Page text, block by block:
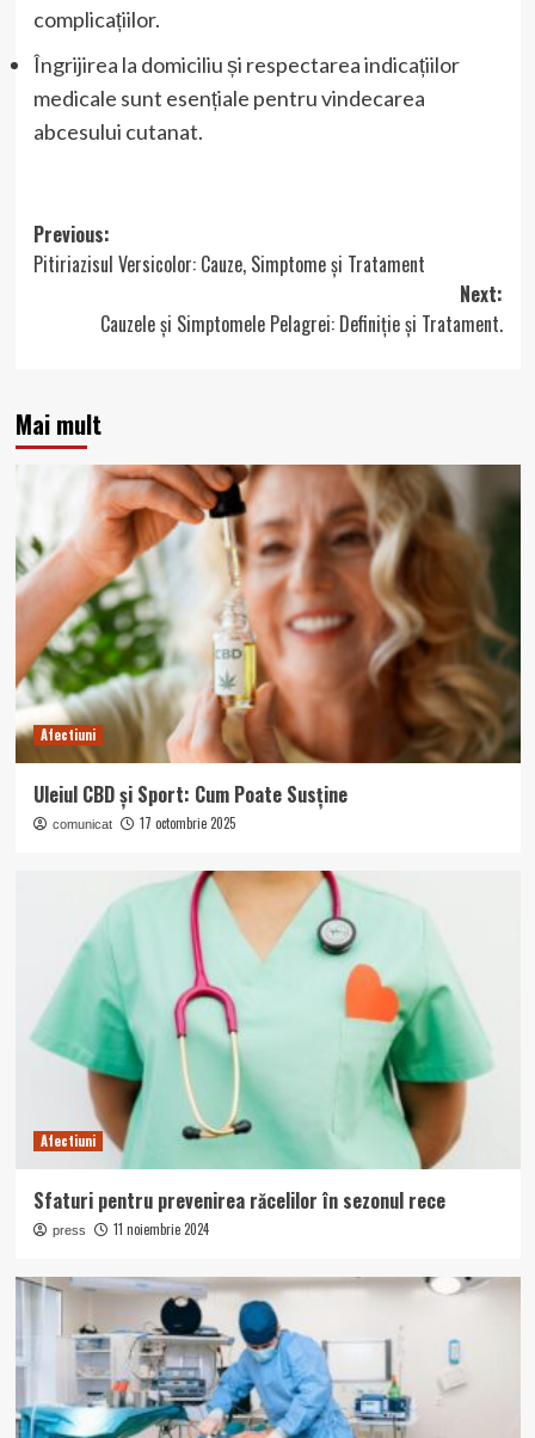
complicațiilor.
Îngrijirea la domiciliu și respectarea indicațiilor
medicale sunt esențiale pentru vindecarea
abcesului cutanat.
Post
navigation
Previous:
Pitiriazisul Versicolor: Cauze, Simptome și Tratament
Next:
Cauzele și Simptomele Pelagrei: Definiție și Tratament.
Mai mult
Afectiuni
Uleiul CBD și Sport: Cum Poate Susține
comunicat 17 octombrie 2025
Afectiuni
Sfaturi pentru prevenirea răcelilor în sezonul rece
press 11 noiembrie 2024